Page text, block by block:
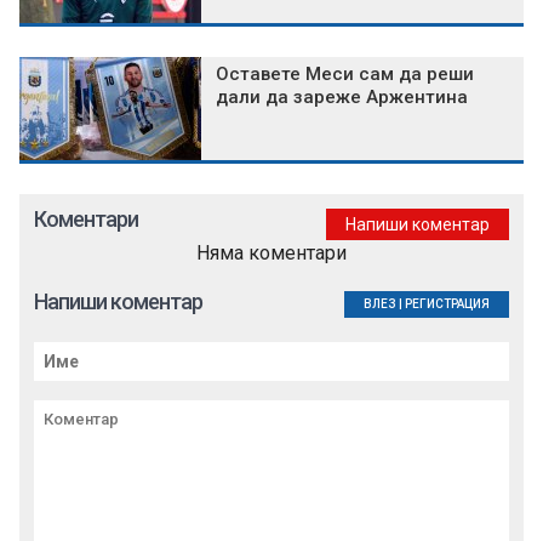
Оставете Меси сам да реши
дали да зареже Аржентина
Коментари Напиши коментар
Няма коментари
Напиши коментар ВЛЕЗ РЕГИСТРАЦИЯ